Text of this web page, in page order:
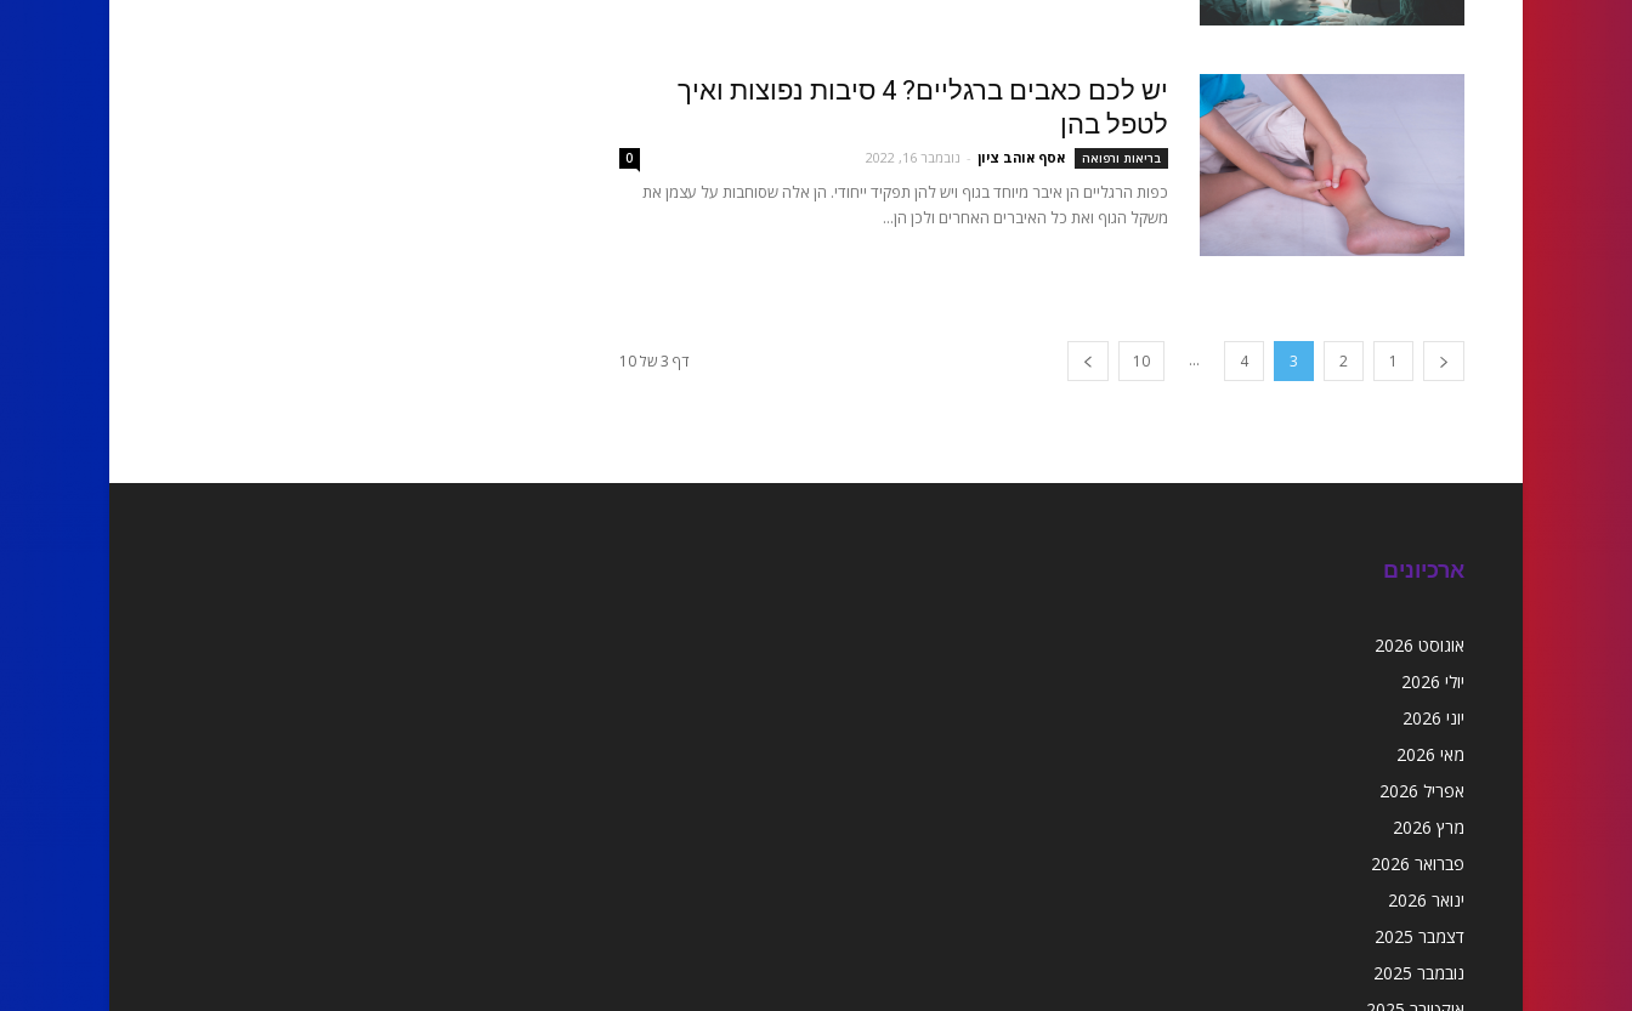
יש לכם כאבים ברגליים? 4 סיבות נפוצות ואיך
לטפל בהן
בריאות ורפואה אסף אוהב ציון - נובמבר 16, 2022 0
כפות הרגליים הן איבר מיוחד בגוף ויש להן תפקיד ייחודי. הן אלה שסוחבות על עצמן את
משקל הגוף ואת כל האיברים האחרים ולכן הן...
1
2
3
4
...
10 דף 3 של 10
ארכיונים
אוגוסט 2026
יולי 2026
יוני 2026
מאי 2026
אפריל 2026
מרץ 2026
פברואר 2026
ינואר 2026
דצמבר 2025
נובמבר 2025